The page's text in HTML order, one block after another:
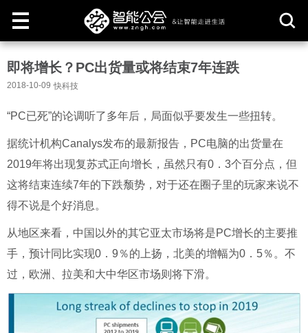
即将增长？PC出货量或将结束7年连跌
2018-10-09 快科技
“PC已死”的论调听了多年后，局面似乎要发生一些扭转。
据统计机构Canalys发布的最新报告，PC电脑的出货量在
2019年将出现复苏式正向增长，虽然只有0．3个百分点，但
这将结束连续7年的下跌颓势，对于还在圈子里的玩家来说不
得不说是个好消息。
从地区来看，中国以外的其它亚太市场将是PC增长的主要推
手，预计同比实现0．9％的上扬，北美的增幅为0．5％。不
过，欧洲、拉美和大中华区市场则将下滑。